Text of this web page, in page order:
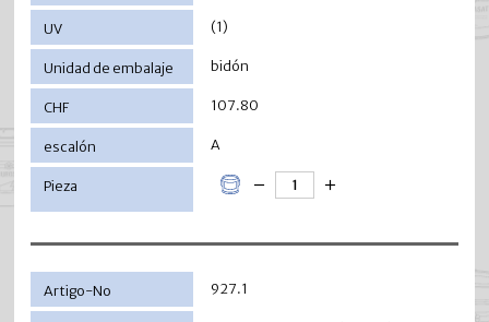
(1)
bidón
107.80
A
927.1